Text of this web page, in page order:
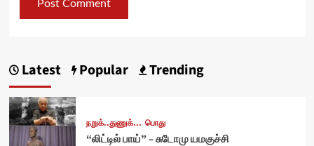
Latest Popular Trending
நறுக்..துணுக்... பொது
“லிட்டில் பாய்” – சுடோமு யமகுச்சி